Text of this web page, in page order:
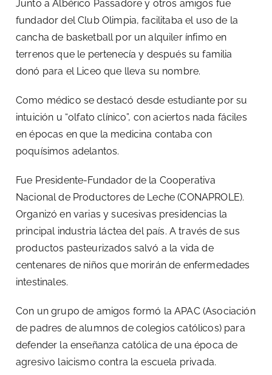
Junto a Albérico Passadore y otros amigos fue
fundador del Club Olimpia, facilitaba el uso de la
cancha de basketball por un alquiler ínfimo en
terrenos que le pertenecía y después su familia
donó para el Liceo que lleva su nombre.
Como médico se destacó desde estudiante por su
intuición u “olfato clínico”, con aciertos nada fáciles
en épocas en que la medicina contaba con
poquísimos adelantos.
Fue Presidente-Fundador de la Cooperativa
Nacional de Productores de Leche (CONAPROLE).
Organizó en varias y sucesivas presidencias la
principal industria láctea del país. A través de sus
productos pasteurizados salvó a la vida de
centenares de niños que morirán de enfermedades
intestinales.
Con un grupo de amigos formó la APAC (Asociación
de padres de alumnos de colegios católicos) para
defender la enseñanza católica de una época de
agresivo laicismo contra la escuela privada.